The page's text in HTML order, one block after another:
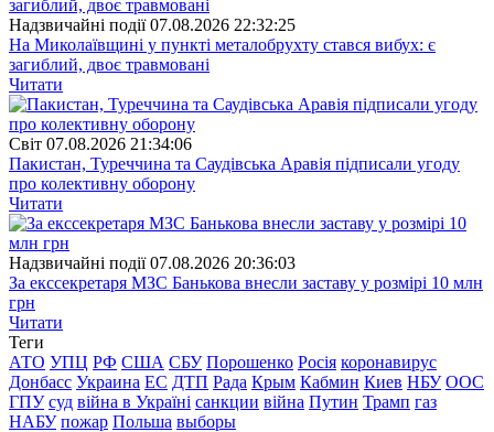
Надзвичайні події 07.08.2026 22:32:25
На Миколаївщині у пункті металобрухту стався вибух: є
загиблий, двоє травмовані
Читати
Свiт 07.08.2026 21:34:06
Пакистан, Туреччина та Саудівська Аравія підписали угоду
про колективну оборону
Читати
Надзвичайні події 07.08.2026 20:36:03
За екссекретаря МЗС Банькова внесли заставу у розмірі 10 млн
грн
Читати
Теги
АТО УПЦ РФ США СБУ Порошенко Росія коронавирус
Донбасс Украина ЕС ДТП Рада Крым Кабмин Киев НБУ ООС
ГПУ суд війна в Україні санкции війна Путин Трамп газ
НАБУ пожар Польша выборы